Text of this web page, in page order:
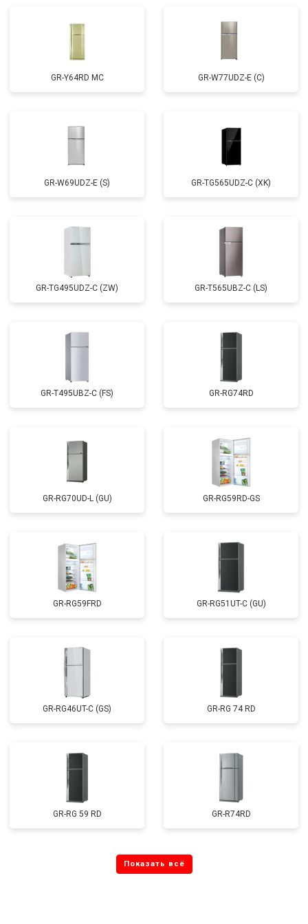
GR-Y64RD MC GR-W77UDZ-E (C)
GR-W69UDZ-E (S) GR-TG565UDZ-C (XK)
GR-TG495UDZ-C (ZW) GR-T565UBZ-C (LS)
GR-T495UBZ-C (FS) GR-RG74RD
GR-RG70UD-L (GU) GR-RG59RD-GS
GR-RG59FRD GR-RG51UT-C (GU)
GR-RG46UT-C (GS) GR-RG 74 RD
GR-RG 59 RD GR-R74RD